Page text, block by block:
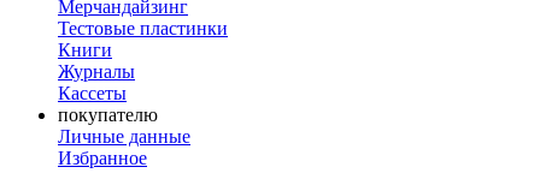
Мерчандайзинг
Тестовые пластинки
Книги
Журналы
Кассеты
покупателю
Личные данные
Избранное